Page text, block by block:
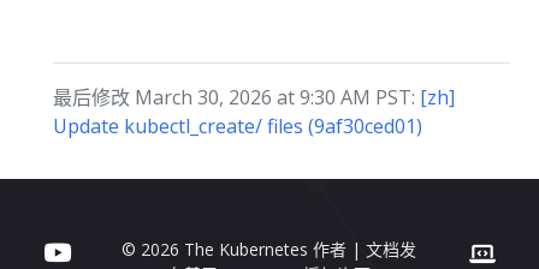
最后修改 March 30, 2026 at 9:30 AM PST: [zh]
Update kubectl_create/ files (9af30ced01)
© 2026 The Kubernetes 作者 | 文档发